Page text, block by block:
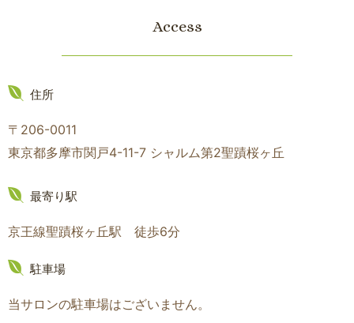
Access
住所
〒206-0011
東京都多摩市関戸4-11-7 シャルム第2聖蹟桜ヶ丘
最寄り駅
京王線聖蹟桜ヶ丘駅 徒歩6分
駐車場
当サロンの駐車場はございません。